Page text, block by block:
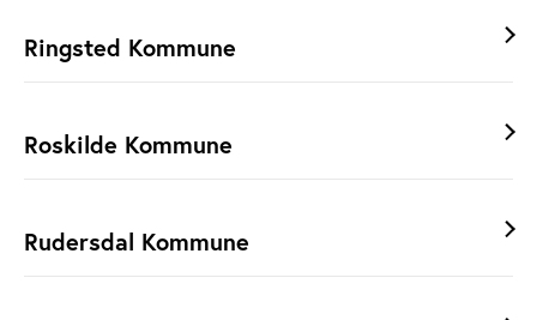
Ringsted Kommune
Roskilde Kommune
Rudersdal Kommune